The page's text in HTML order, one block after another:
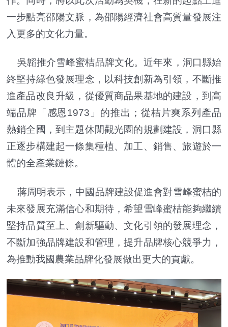
一步點亮邵陽文脈，為邵陽經濟社會高質量發展注
入更多的文化力量。
吳韜推介雪峰蜜桔品牌文化。近年來，洞口縣始
終堅持綠色發展理念，以科技創新為引領，不斷推
進產品改良升級，從優質商品果基地的建設，到高
端品牌「感恩1973」的推出；從桔片爽系列產品
熱銷全國，到主題休閒觀光園的規劃建設，洞口縣
正逐步構建起一條集種植、加工、銷售、旅遊於一
體的全產業鏈條。
蔣周明表示，中國品牌建設促進會對雪峰蜜桔的
未來發展充滿信心和期待，希望雪峰蜜桔能夠繼續
堅持品質至上、創新驅動、文化引領的發展理念，
不斷加強品牌建設和管理，提升品牌核心競爭力，
為推動我國農業品牌化發展做出更大的貢獻。